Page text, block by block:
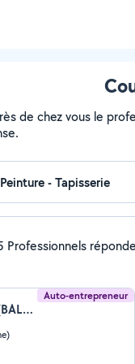
de chez vous le
Professionnels
Auto-entrepreneur
Abdourahmane Balde (BALDE PEINTURE)